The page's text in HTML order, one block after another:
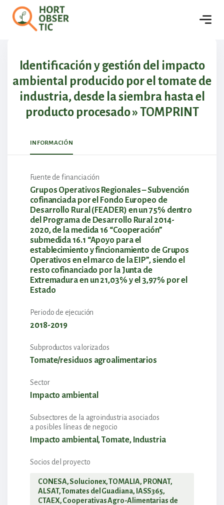
🏢 Empresas
Identificación y gestión del impacto
ambiental producido por el tomate de
industria, desde la siembra hasta el
producto procesado » TOMPRINT
INFORMACIÓN
Fuente de financiación
Grupos Operativos Regionales – Subvención
cofinanciada por el Fondo Europeo de
Desarrollo Rural (FEADER) en un 75% dentro
del Programa de Desarrollo Rural 2014-
2020, de la medida 16 “Cooperación”
submedida 16.1 “Apoyo para el
establecimiento y fincionamiento de Grupos
Operativos en el marco de la EIP”, siendo el
resto cofinanciado por la Junta de
Extremadura en un 21,03% y el 3,97% por el
Estado
Periodo de ejecución
2018-2019
Subproductos valorizados
Tomate/residuos agroalimentarios
Sector
Impacto ambiental
Subsectores de la agroindustria asociados
a posibles líneas de negocio
Impacto ambiental, Tomate, Industria
Socios del proyecto
CONESA, Solucionex, TOMALIA, PRONAT,
ALSAT, Tomates del Guadiana, IASS365,
CTAEX, Cooperativas Agro-Alimentarias de